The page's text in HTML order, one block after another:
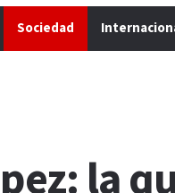
Sociedad
la